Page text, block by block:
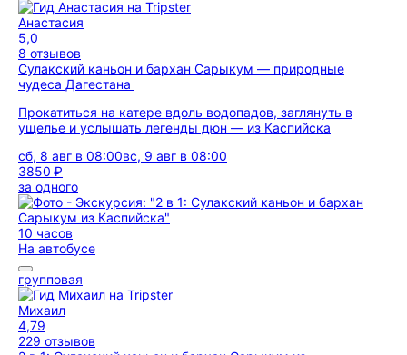
Анастасия
5,0
8 отзывов
Сулакский каньон и бархан Сарыкум — природные
чудеса Дагестана
Прокатиться на катере вдоль водопадов, заглянуть в
ущелье и услышать легенды дюн — из Каспийска
сб, 8 авг в 08:00вс, 9 авг в 08:00
3850 ₽
за одного
10 часов
На автобусе
групповая
Михаил
4,79
229 отзывов